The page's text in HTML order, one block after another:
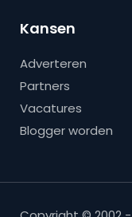
Kansen
Adverteren
Partners
Vacatures
Blogger worden